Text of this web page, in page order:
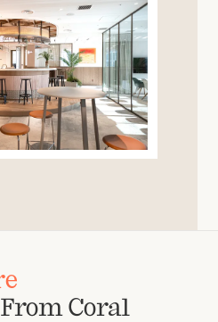
Coral